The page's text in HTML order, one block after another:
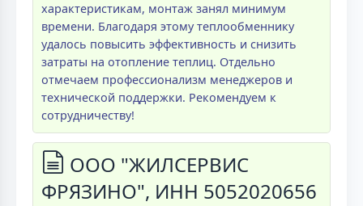
характеристикам, монтаж занял минимум
времени. Благодаря этому теплообменнику
удалось повысить эффективность и снизить
затраты на отопление теплиц. Отдельно
отмечаем профессионализм менеджеров и
технической поддержки. Рекомендуем к
сотрудничеству!
ООО "ЖИЛСЕРВИС
ФРЯЗИНО", ИНН 5052020656